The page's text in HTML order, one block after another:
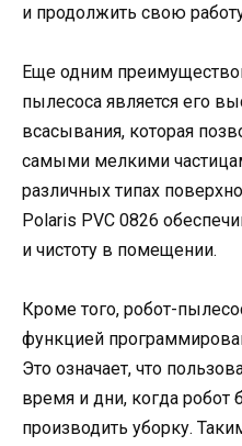
и продолжить свою
Еще одним
пылесоса является его
всасывания, которая
самыми мелкими
различных типах
Polaris PVC 0826
и чистоту в помещении.
Кроме того, робот-
функцией
Это означает, что
время и дни, когда робот
производить уборку.